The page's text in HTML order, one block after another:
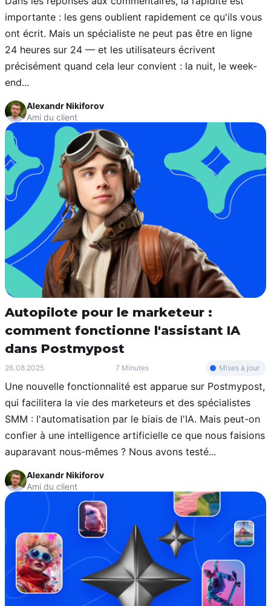
importante : les gens oublient rapidement ce qu'ils vous
ont écrit. Mais un spécialiste ne peut pas être en ligne
24 heures sur 24 — et les utilisateurs écrivent
précisément quand cela leur convient : la nuit, le week-
end...
Alexandr Nikiforov
Ami du client
Autopilote pour le marketeur :
comment fonctionne l'assistant IA
dans Postmypost
26.08.2025 7 Minutes Mises à jour
Une nouvelle fonctionnalité est apparue sur Postmypost,
qui facilitera la vie des marketeurs et des spécialistes
SMM : l'automatisation par le biais de l'IA. Mais peut-on
confier à une intelligence artificielle ce que nous faisions
auparavant nous-mêmes ? Nous avons testé...
Alexandr Nikiforov
Ami du client